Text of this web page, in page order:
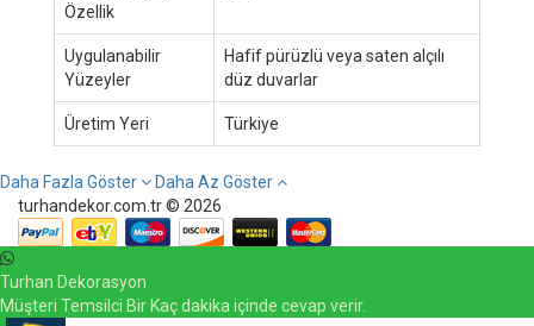
Özellik
Uygulanabilir
Yüzeyler
Hafif pürüzlü veya saten alçılı
düz duvarlar
Üretim Yeri Türkiye
Daha Fazla Göster
Daha Az Göster
turhandekor.com.tr © 2026
Turhan Dekorasyon
Müşteri Temsilci Bir Kaç dakika içinde cevap verir.